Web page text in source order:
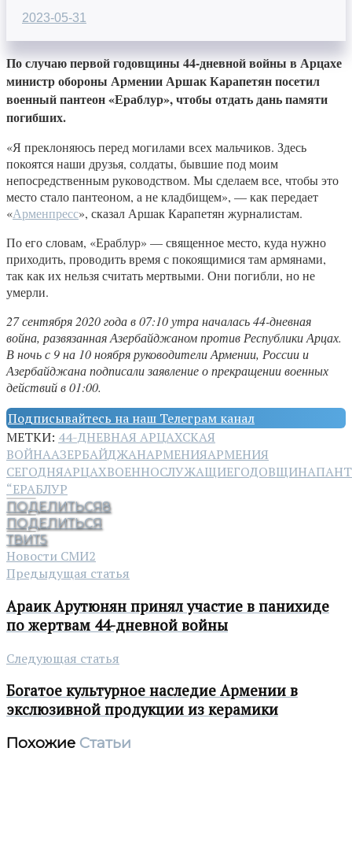
2023-05-31
По случаю первой годовщины 44-дневной войны в Арцахе
министр обороны Армении Аршак Карапетян посетил
военный пантеон «Ераблур», чтобы отдать дань памяти
погибших.
«Я преклоняюсь перед могилами всех мальчиков. Здесь
покоятся наши друзья, солдаты, бывшие под моим
непосредственным руководством. Мы сделаем все, чтобы это
место стало пантеоном, а не кладбищем», — как передает
«Арменпресс», сказал Аршак Карапетян журналистам.
По его словам, «Ераблур» — священное место, куда нужно
приходить, проводить время с покоящимися там армянами,
так как их нельзя считать мертвыми. Они погибли, но не
умерли.
27 сентября 2020 года в 07:10 утра началась 44-дневная
война, развязанная Азербайджаном против Республики Арцах.
В ночь с 9 на 10 ноября руководители Армении, России и
Азербайджана подписали заявление о прекращении военных
действий в 01:00.
Подписывайтесь на наш Телеграм канал
МЕТКИ: 44-ДНЕВНАЯ АРЦАХСКАЯ
ВОЙНААЗЕРБАЙДЖАНАРМЕНИЯАРМЕНИЯ
СЕГОДНЯАРЦАХВОЕННОСЛУЖАЩИЕГОДОВЩИНА
“ЕРАБЛУР
ПОДЕЛИТЬСЯ8
ПОДЕЛИТЬСЯ
ТВИТ5
Новости СМИ2
Предыдущая статья
Араик Арутюнян принял участие в панихиде
по жертвам 44-дневной войны
Следующая статья
Богатое культурное наследие Армении в
экслюзивной продукции из керамики
Похожие Статьи